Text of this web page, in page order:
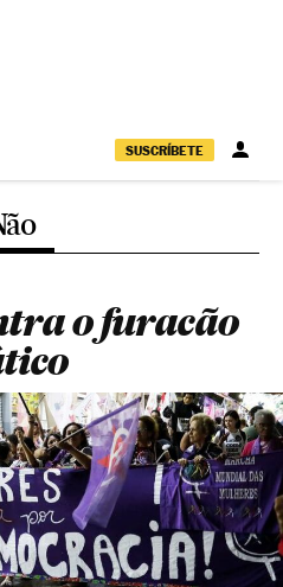
SUSCRÍBETE
o furacão